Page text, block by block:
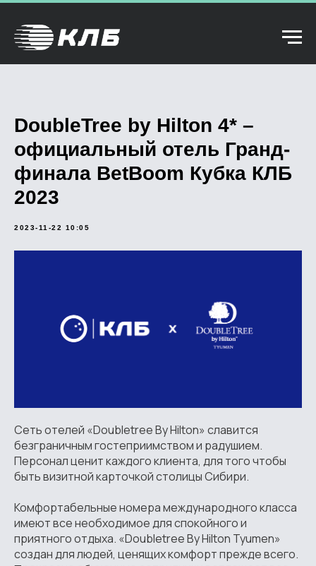
DoubleTree by Hilton 4* –
официальный отель Гранд-
финала BetBoom Кубка КЛБ
2023
2023-11-22 10:05
Сеть отелей «Doubletree By Hilton» славится
безграничным гостеприимством и радушием.
Персонал ценит каждого клиента, для того чтобы
быть визитной карточкой столицы Сибири.
Комфортабельные номера международного класса
имеют все необходимое для спокойного и
приятного отдыха. «Doubletree By Hilton Tyumen»
создан для людей, ценящих комфорт прежде всего.